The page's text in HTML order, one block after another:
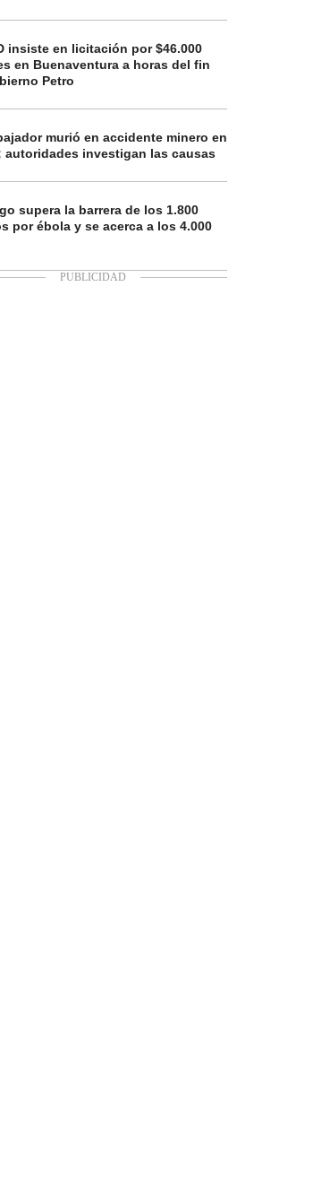
insiste en licitación por $46.000
en Buenaventura a horas del fin
Petro
murió en accidente minero en
autoridades investigan las causas
supera la barrera de los 1.800
por ébola y se acerca a los 4.000